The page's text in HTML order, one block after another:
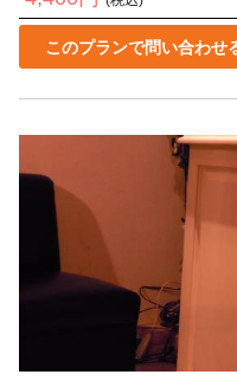
このプランで問い合わせ